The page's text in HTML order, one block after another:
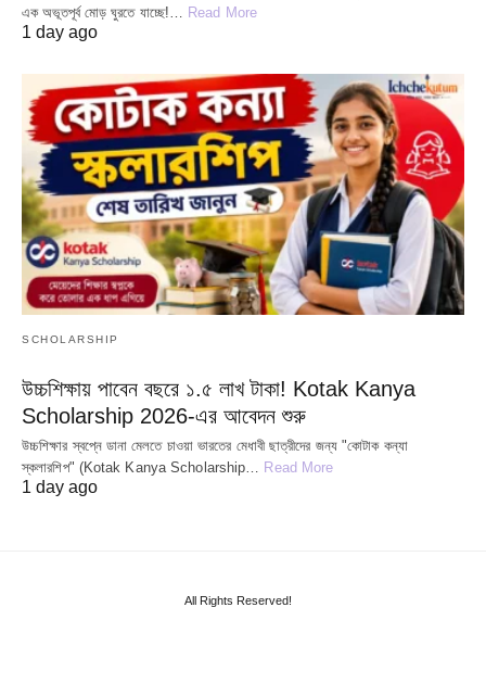
এক অভূতপূর্ব মোড় ঘুরতে যাচ্ছে!…
Read More
1 day ago
SCHOLARSHIP
উচ্চশিক্ষায় পাবেন বছরে ১.৫ লাখ টাকা! Kotak Kanya
Scholarship 2026-এর আবেদন শুরু
উচ্চশিক্ষার স্বপ্নে ডানা মেলতে চাওয়া ভারতের মেধাবী ছাত্রীদের জন্য "কোটাক কন্যা
স্কলারশিপ" (Kotak Kanya Scholarship… Read More
1 day ago
All Rights Reserved!